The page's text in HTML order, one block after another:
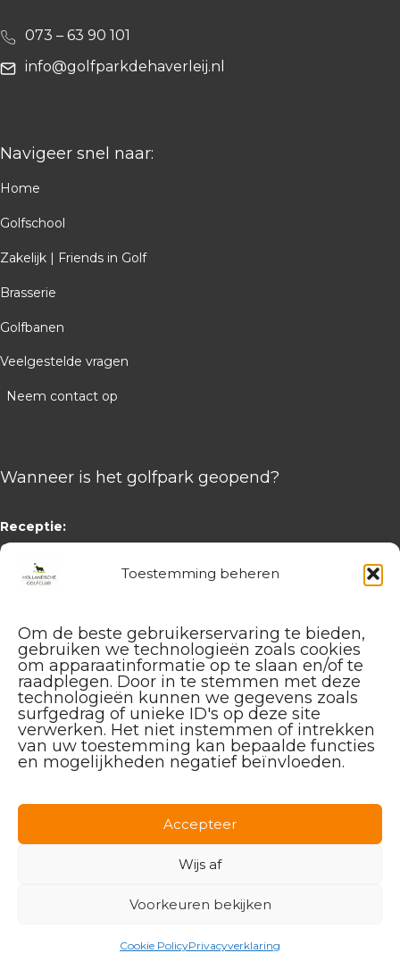
Toestemming beheren
Om de beste gebruikerservaring te bieden,
gebruiken we technologieën zoals cookies
om apparaatinformatie op te slaan en/of te
raadplegen. Door in te stemmen met deze
technologieën kunnen we gegevens zoals
surfgedrag of unieke ID's op deze site
verwerken. Het niet instemmen of intrekken
van uw toestemming kan bepaalde functies
en mogelijkheden negatief beïnvloeden.
Accepteer
Wijs af
Voorkeuren bekijken
Cookie PolicyPrivacyverklaring
073 – 63 90 101
info@golfparkdehaverleij.nl
Navigeer snel naar:
Home
Golfschool
Zakelijk | Friends in Golf
Brasserie
Golfbanen
Veelgestelde vragen
Neem contact op
Wanneer is het golfpark geopend?
Receptie:
08:00 – 16:00 uur
Keuken:
11:00 – 21:00 uur
Golfbaan:
08:00 – 16:00 uur
Driving range: